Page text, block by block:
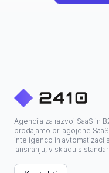
Agencija za razvoj SaaS in
prodajamo prilagojene
inteligenco in
lansiranju, v skladu s